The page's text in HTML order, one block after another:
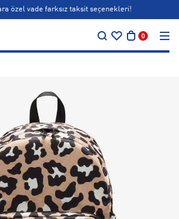
özel vade farksız taksit seçenekleri!
0